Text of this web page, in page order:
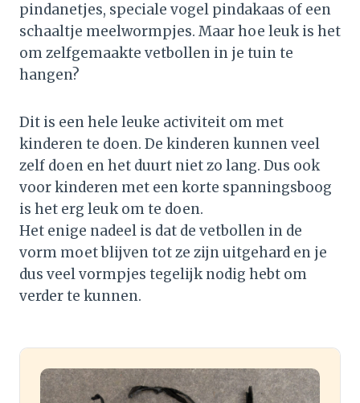
pindanetjes, speciale vogel pindakaas of een
schaaltje meelwormpjes. Maar hoe leuk is het
om zelfgemaakte vetbollen in je tuin te
hangen?
Dit is een hele leuke activiteit om met
kinderen te doen. De kinderen kunnen veel
zelf doen en het duurt niet zo lang. Dus ook
voor kinderen met een korte spanningsboog
is het erg leuk om te doen.
Het enige nadeel is dat de vetbollen in de
vorm moet blijven tot ze zijn uitgehard en je
dus veel vormpjes tegelijk nodig hebt om
verder te kunnen.